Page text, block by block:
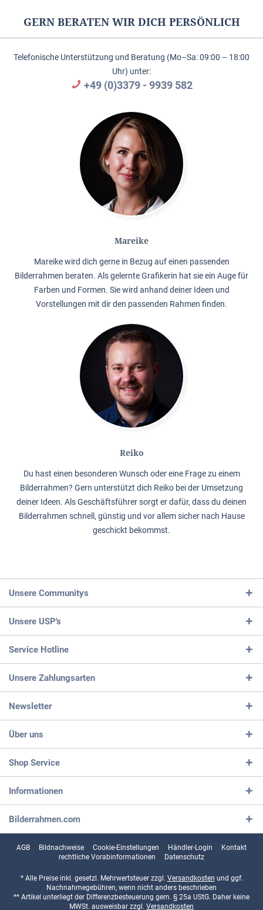
GERN BERATEN WIR DICH PERSÖNLICH
Telefonische Unterstützung und Beratung (Mo–Sa: 09:00 – 18:00
Uhr) unter:
+49 (0)3379 - 9939 582
Mareike
Mareike wird dich gerne in Bezug auf einen passenden
Bilderrahmen beraten. Als gelernte Grafikerin hat sie ein Auge für
Farben und Formen. Sie wird anhand deiner Ideen und
Vorstellungen mit dir den passenden Rahmen finden.
Reiko
Du hast einen besonderen Wunsch oder eine Frage zu einem
Bilderrahmen? Gern unterstützt dich Reiko bei der Umsetzung
deiner Ideen. Als Geschäftsführer sorgt er dafür, dass du deinen
Bilderrahmen schnell, günstig und vor allem sicher nach Hause
geschickt bekommst.
Unsere Communitys
Unsere USP's
Service Hotline
Unsere Zahlungsarten
Newsletter
Über uns
Shop Service
Informationen
Bilderrahmen.com
AGB Bildnachweise Cookie-Einstellungen Händler-Login
Kontakt
rechtliche Vorabinformationen
Datenschutz
* Alle Preise inkl. gesetzl. Mehrwertsteuer zzgl. Versandkosten und ggf.
Nachnahmegebühren, wenn nicht anders beschrieben
** Artikel unterliegt der Differenzbesteuerung gem. § 25a UStG. Daher keine
MWSt. ausweisbar zzgl. Versandkosten